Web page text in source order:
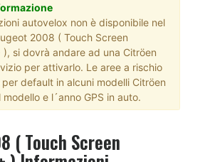
autovelox non è disponibile nel
2008 ( Touch Screen
), si dovrà andare ad una Citröen
per attivarlo. Le aree a rischio
per default in alcuni modelli Citröen
e l´anno GPS in auto.
( Touch Screen